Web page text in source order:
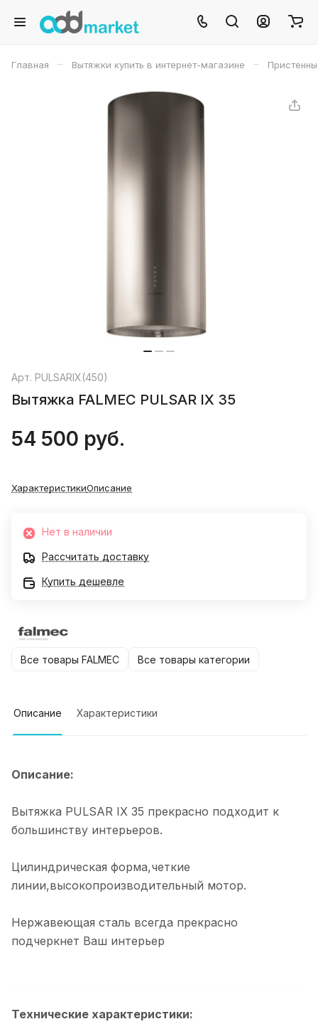
Главная – Вытяжки купить в интернет-магазине –
Арт. PULSARIX(450)
Вытяжка FALMEC PULSAR IX 35
54 500 руб.
ХарактеристикиОписание
Нет в наличии
Рассчитать доставку
Купить дешевле
Все товары FALMEC Все товары категории
Описание Характеристики
Описание:
Вытяжка PULSAR IX 35 прекрасно подходит к
большинству интерьеров.
Цилиндрическая форма,четкие
линии,высокопроизводительный мотор.
Нержавеющая сталь всегда прекрасно
подчеркнет Ваш интерьер
Технические характеристики: